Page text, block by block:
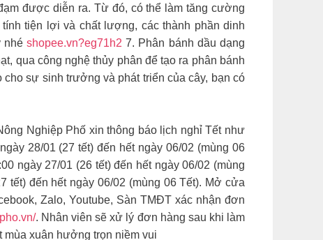
được diễn ra. Từ đó, có thể làm tăng cường
tiện lợi và chất lượng, các thành phần dinh
nhé shopee.vn?eg71h2 7. Phân bánh dầu dạng
qua công nghệ thủy phân để tạo ra phân bánh
sự sinh trưởng và phát triển của cây, bạn có
Nghiệp Phố xin thông báo lịch nghỉ Tết như
28/01 (27 tết) đến hết ngày 06/02 (mùng 06
ngày 27/01 (26 tết) đến hết ngày 06/02 (mùng
tết) đến hết ngày 06/02 (mùng 06 Tết). Mở cửa
Zalo, Youtube, Sàn TMĐT xác nhận đơn
. Nhân viên sẽ xử lý đơn hàng sau khi làm
mùa xuân hưởng trọn niềm vui